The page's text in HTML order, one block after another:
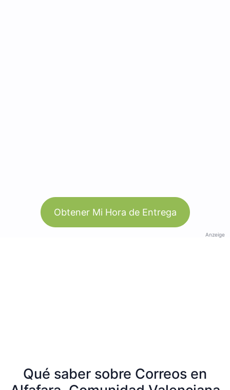
Obtener Mi Hora de Entrega
Anzeige
Qué saber sobre Correos en